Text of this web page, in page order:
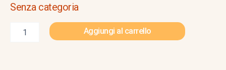
Senza categoria
Aggiungi al carrello